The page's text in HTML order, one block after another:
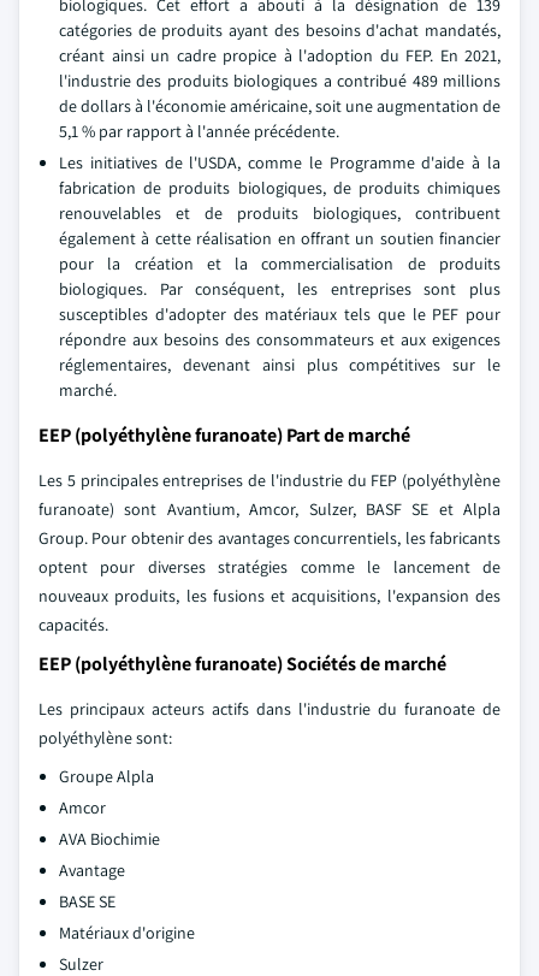
biologiques. Cet effort a abouti à la désignation de 139
catégories de produits ayant des besoins d'achat mandatés,
créant ainsi un cadre propice à l'adoption du FEP. En 2021,
l'industrie des produits biologiques a contribué 489 millions
de dollars à l'économie américaine, soit une augmentation de
5,1 % par rapport à l'année précédente.
Les initiatives de l'USDA, comme le Programme d'aide à la
fabrication de produits biologiques, de produits chimiques
renouvelables et de produits biologiques, contribuent
également à cette réalisation en offrant un soutien financier
pour la création et la commercialisation de produits
biologiques. Par conséquent, les entreprises sont plus
susceptibles d'adopter des matériaux tels que le PEF pour
répondre aux besoins des consommateurs et aux exigences
réglementaires, devenant ainsi plus compétitives sur le
marché.
EEP (polyéthylène furanoate) Part de marché
Les 5 principales entreprises de l'industrie du FEP (polyéthylène
furanoate) sont Avantium, Amcor, Sulzer, BASF SE et Alpla
Group. Pour obtenir des avantages concurrentiels, les fabricants
optent pour diverses stratégies comme le lancement de
nouveaux produits, les fusions et acquisitions, l'expansion des
capacités.
EEP (polyéthylène furanoate) Sociétés de marché
Les principaux acteurs actifs dans l'industrie du furanoate de
polyéthylène sont:
Groupe Alpla
Amcor
AVA Biochimie
Avantage
BASE SE
Matériaux d'origine
Sulzer